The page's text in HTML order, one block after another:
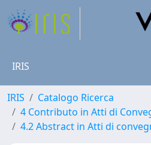
IRIS
IRIS
Catalogo Ricerca
4 Contributo in Atti di
4.2 Abstract in Atti di